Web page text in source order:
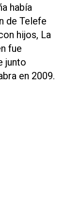
había
de Telefe
hijos, La
fue
junto
en 2009.